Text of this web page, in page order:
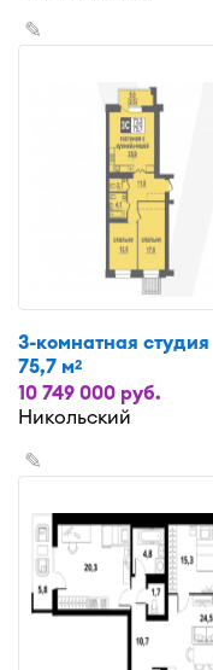
✎
3-комнатная студия
75,7 м2
10 749 000 руб.
Никольский
✎